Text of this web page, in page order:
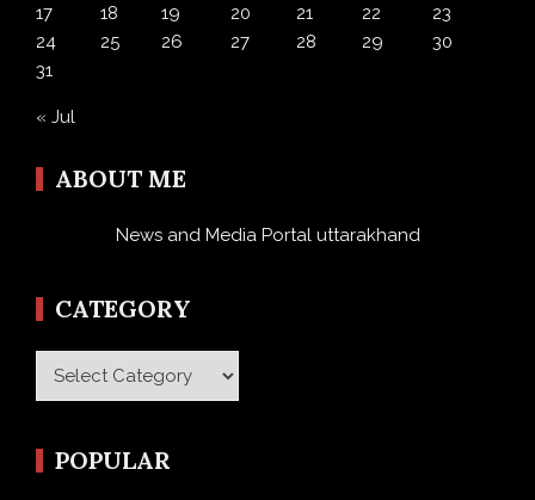
17
18 19 20 21 22
23
24
25 26 27 28 29
30
31
« Jul
ABOUT ME
News and Media Portal uttarakhand
CATEGORY
Category
POPULAR